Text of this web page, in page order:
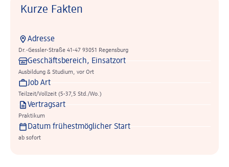
Kurze Fakten
Adresse
Dr.-Gessler-Straße 41-47 93051 Regensburg
Geschäftsbereich, Einsatzort
Ausbildung & Studium, vor Ort
Job Art
Teilzeit/Vollzeit (5-37,5 Std./Wo.)
Vertragsart
Praktikum
Datum frühestmöglicher Start
ab sofort